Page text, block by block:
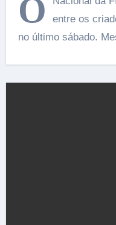
O
entre os
no último sábado.